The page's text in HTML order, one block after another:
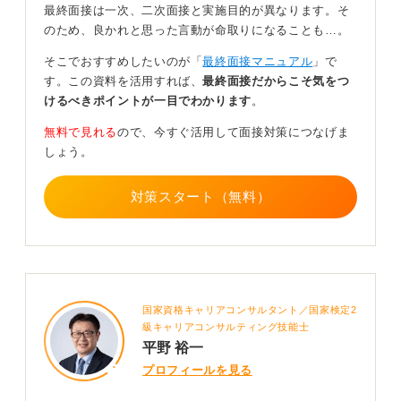
たとえば第一志望であることや入社を前向きに検討して
いることを明確にしつつ、他社結果の期限を簡潔に伝え
曖昧な返事や過度に慎重すぎる表現は、熱意不足と受け
取られる可能性があるため注意してください。
誠意を持ってスピーディーに返信することで、あなたの
真剣さをしっかり伝えましょう。
最終面接は一次、二次面接と実施目的が異なります。そ
のため、良かれと思った言動が命取りになることも…。
そこでおすすめしたいのが「最終面接マニュアル 」で
す。この資料を活用すれば、最終面接だからこそ気をつ
けるべきポイントが一目でわかります 。
無料で見れるので、今すぐ活用して面接対策につなげま
しょう。
対策スタート（無料）
国家資格キャリアコンサルタント／国家検定2
級キャリアコンサルティング技能士
平野 裕一
プロフィールを見る